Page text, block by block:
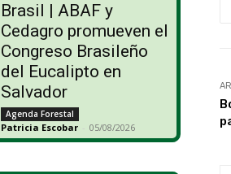
Brasil | ABAF y
Cedagro promueven el
Congreso Brasileño
del Eucalipto en
Salvador
Agenda Forestal
Patricia Escobar - 05/08/2026